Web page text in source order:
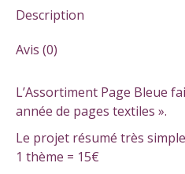
Description
Avis (0)
L’Assortiment Page Bleue
année de pages textiles ».
Le projet résumé très
1 thème = 15€